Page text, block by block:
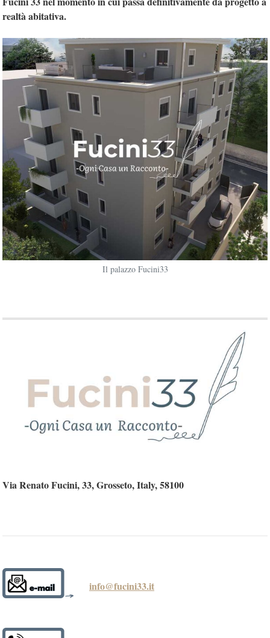
realtà abitativa.
Il palazzo Fucini33
Via Renato Fucini, 33, Grosseto, Italy, 58100
info@fucini33.it